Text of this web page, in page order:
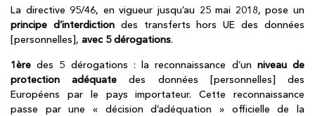
La directive 95/46, en vigueur jusqu’au 25 mai 2018, pose un
principe d’interdictiondes transferts hors UE des données
[personnelles], avec 5 dérogations.
1ère des 5 dérogations : la reconnaissance d’un niveau de
protection
adéquate des données [personnelles] des
Européens par le pays importateur. Cette reconnaissance
passe par une « décision d’adéquation » officielle de la